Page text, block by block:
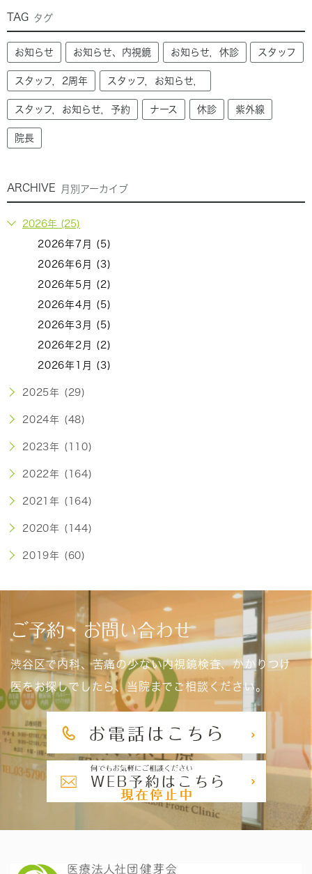
TAG タグ
お知らせ お知らせ、内視鏡 お知らせ，休診 スタッフ
スタッフ，2周年 スタッフ，お知らせ，
スタッフ，お知らせ，予約 ナース 休診 紫外線
院長
ARCHIVE 月別アーカイブ
2026年 (25)
2026年7月 (5)
2026年6月 (3)
2026年5月 (2)
2026年4月 (5)
2026年3月 (5)
2026年2月 (2)
2026年1月 (3)
2025年 (29)
2024年 (48)
2023年 (110)
2022年 (164)
2021年 (164)
2020年 (144)
2019年 (60)
ご予約・お問い合わせ
渋谷区で内科、苦痛の少ない内視鏡検査、かかりつけ
医をお探しでしたら、当院までご相談ください。